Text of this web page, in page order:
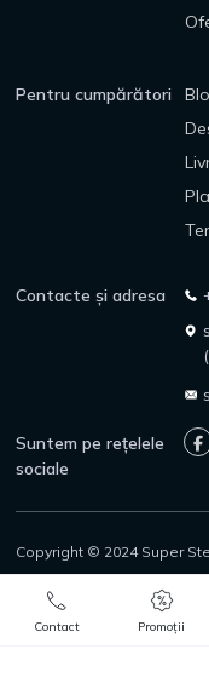
Contact Promoții
Pentru cumpărători
Contacte și adresa
Suntem pe rețelele
sociale
Copyright © 2024 Super
Politica de confidențialitate
Protecția consumatorilor